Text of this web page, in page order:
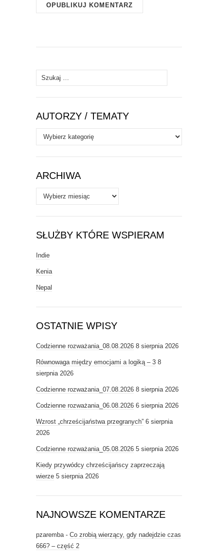
Szukaj:
AUTORZY / TEMATY
Autorzy
/
Tematy
ARCHIWA
Archiwa
SŁUŻBY KTÓRE WSPIERAM
Indie
Kenia
Nepal
OSTATNIE WPISY
Codzienne rozważania_08.08.2026 8 sierpnia 2026
Równowaga między emocjami a logiką – 3 8
sierpnia 2026
Codzienne rozważania_07.08.2026 8 sierpnia 2026
Codzienne rozważania_06.08.2026 6 sierpnia 2026
Wzrost „chrześcijaństwa przegranych” 6 sierpnia
2026
Codzienne rozważania_05.08.2026 5 sierpnia 2026
Kiedy przywódcy chrześcijańscy zaprzeczają
wierze 5 sierpnia 2026
NAJNOWSZE KOMENTARZE
pzaremba- Co zrobią wierzący, gdy nadejdzie czas
666? – część 2